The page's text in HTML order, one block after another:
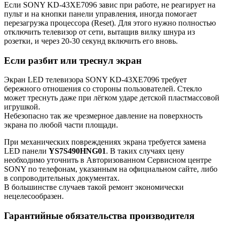
Если SONY KD-43XE7096 завис при работе, не реагирует на
пульт и на кнопки панели управления, иногда помогает
перезагрузка процессора (Reset). Для этого нужно полностью
отключить телевизор от сети, вытащив вилку шнура из
розетки, и через 20-30 секунд включить его вновь.
Если разбит или треснул экран
Экран LED телевизора SONY KD-43XE7096 требует
бережного отношения со стороны пользователей. Стекло
может треснуть даже при лёгком ударе детской пластмассовой
игрушкой.
Небезопасно так же чрезмерное давление на поверхность
экрана по любой части площади.
При механических повреждениях экрана требуется замена
LED панели YS7S490HNG01. В таких случаях цену
необходимо уточнить в Авторизованном Сервисном центре
SONY по телефонам, указанным на официальном сайте, либо
в сопроводительных документах.
В большинстве случаев такой ремонт экономически
нецелесообразен.
Гарантийные обязательства производителя